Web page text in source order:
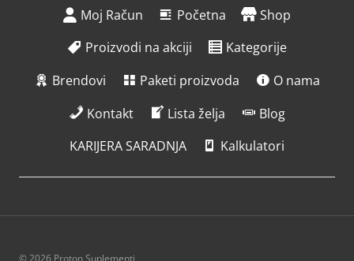
Moj Račun Početna
Shop
Proizvodi na akciji
Kategorije
Brendovi
Paketi proizvoda
O nama
Kontakt
Lista želja
Blog
KARIJERA SARADNJA
Kalkulatori
© 2026 Proton Suplementi